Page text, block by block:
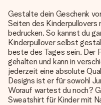
Gestalte dein Geschenk
Seiten des Kinderpullovers
bedrucken. So kannst du
Kinderpullover selbst
beste des Tages sein. Der
gehalten und kann in
jederzeit eine absolute
Designs ist er für sowohl
Worauf wartest du noch?
Sweatshirt für Kinder mit